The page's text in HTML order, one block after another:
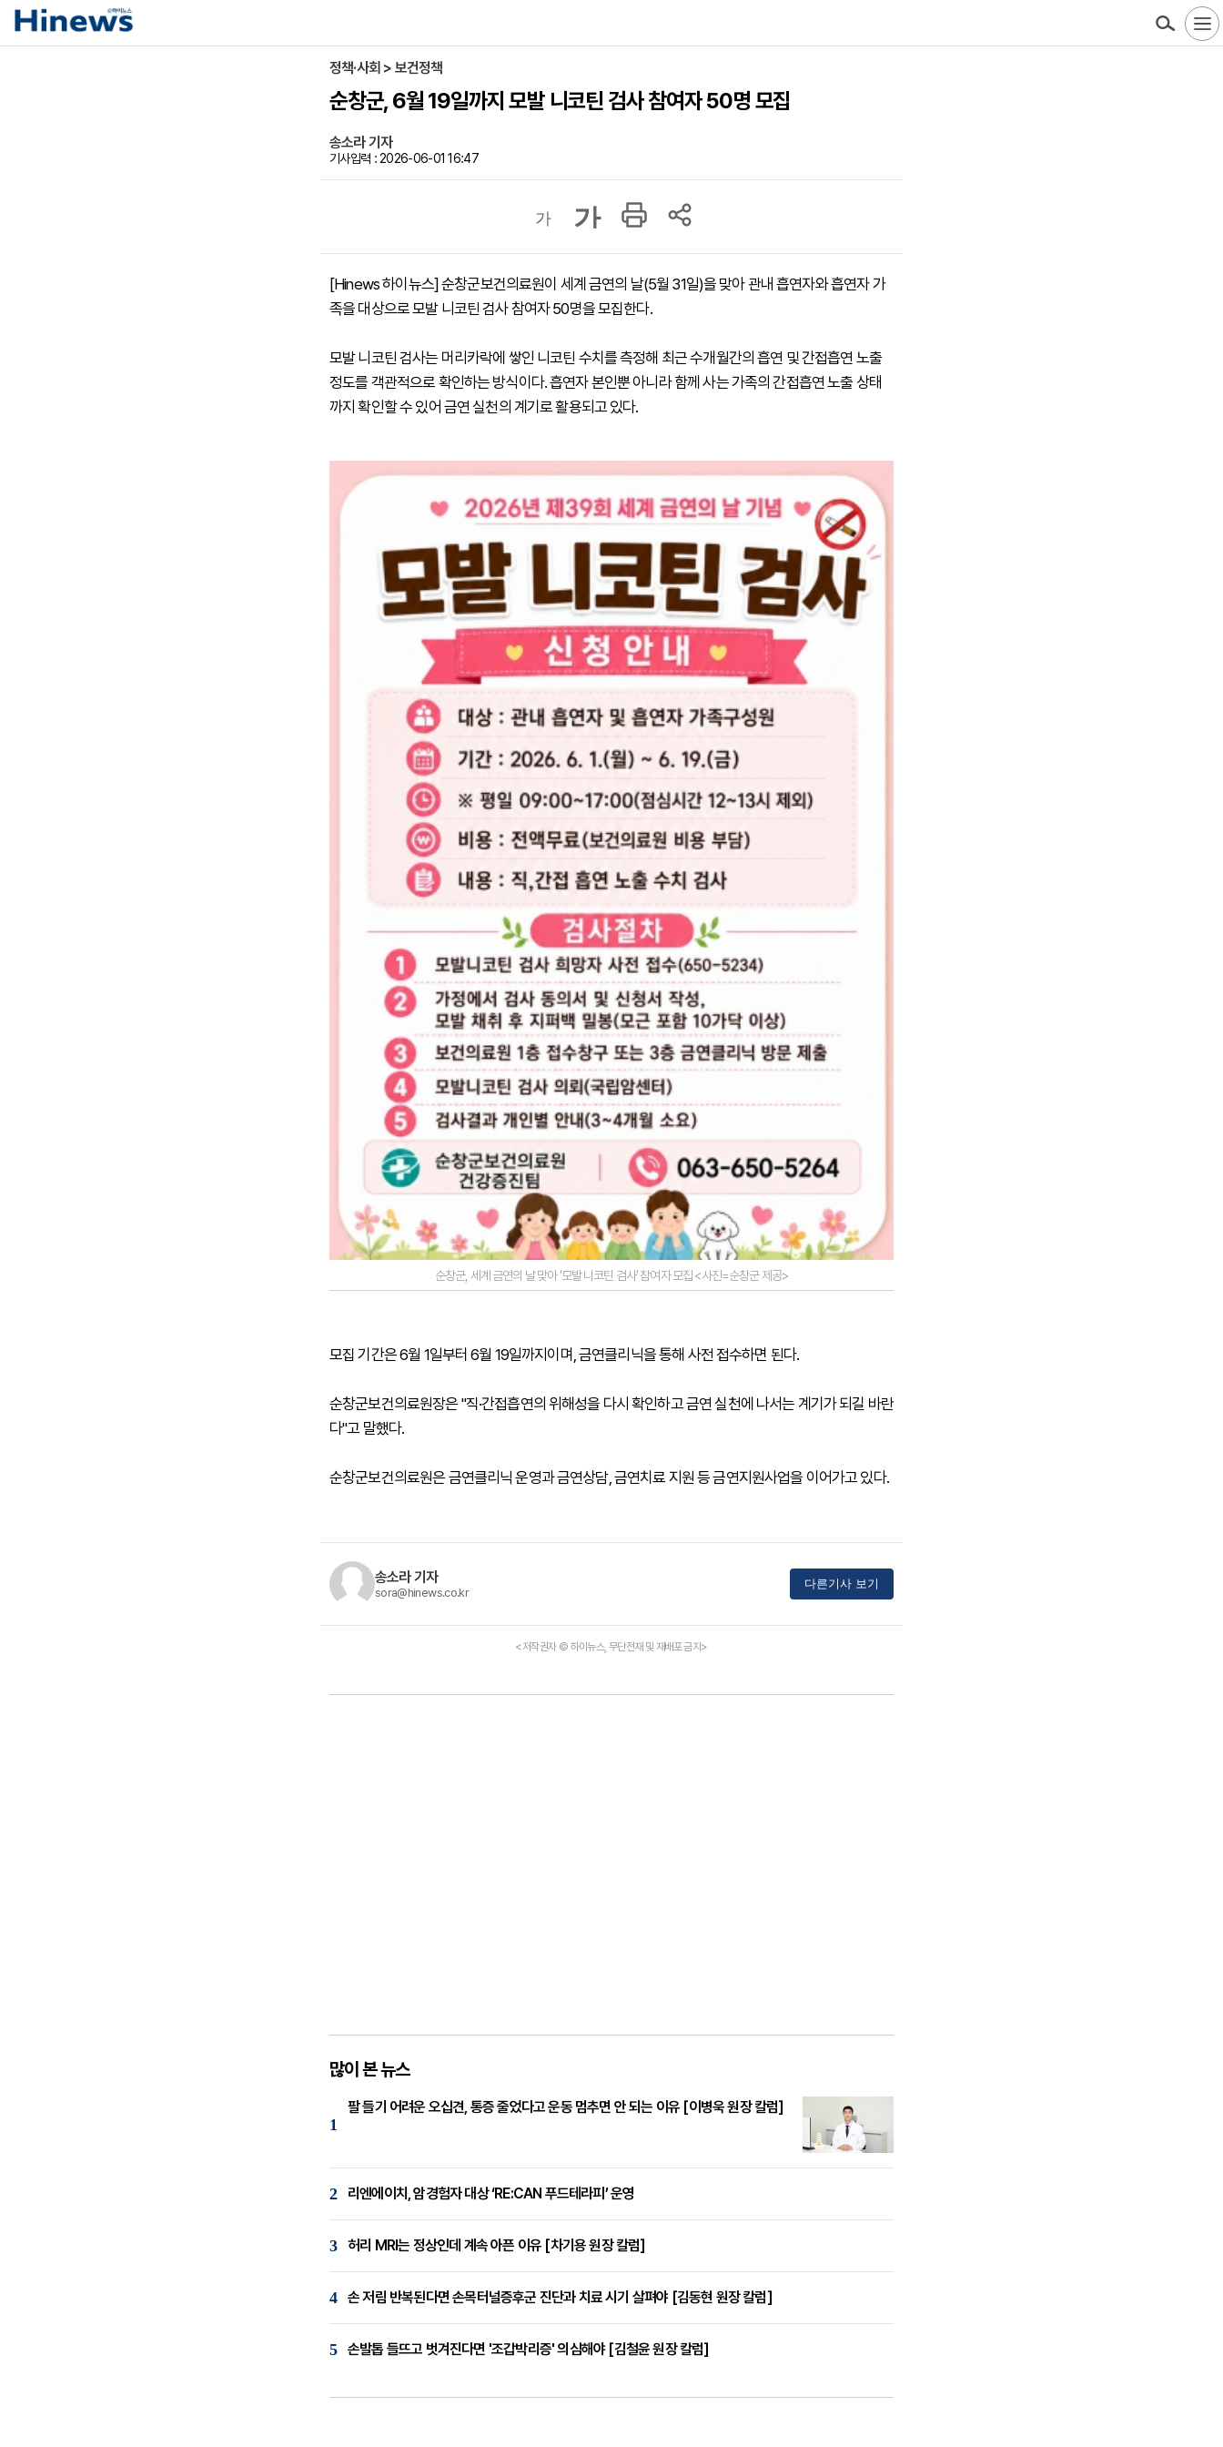
정책·사회 > 보건정책
순창군, 6월 19일까지 모발 니코틴 검사 참여자 50명 모집
송소라 기자
기사입력 : 2026-06-01 16:47
가 가
[Hinews 하이뉴스] 순창군보건의료원이 세계 금연의 날(5월 31일)을 맞아 관내 흡연자와 흡연자 가
족을 대상으로 모발 니코틴 검사 참여자 50명을 모집한다.
모발 니코틴 검사는 머리카락에 쌓인 니코틴 수치를 측정해 최근 수개월간의 흡연 및 간접흡연 노출
정도를 객관적으로 확인하는 방식이다. 흡연자 본인뿐 아니라 함께 사는 가족의 간접흡연 노출 상태
까지 확인할 수 있어 금연 실천의 계기로 활용되고 있다.
순창군, 세계 금연의 날 맞아 ‘모발 니코틴 검사’ 참여자 모집 <사진=순창군 제공>
모집 기간은 6월 1일부터 6월 19일까지이며, 금연클리닉을 통해 사전 접수하면 된다.
순창군보건의료원장은 "직·간접흡연의 위해성을 다시 확인하고 금연 실천에 나서는 계기가 되길 바란
다"고 말했다.
순창군보건의료원은 금연클리닉 운영과 금연상담, 금연치료 지원 등 금연지원사업을 이어가고 있다.
송소라 기자
sora@hinews.co.kr
다른기사 보기
<저작권자 © 하이뉴스, 무단전재 및 재배포 금지>
많이 본 뉴스
1
팔 들기 어려운 오십견, 통증 줄었다고 운동 멈추면 안 되는 이유 [이병욱 원장 칼럼]
2 리엔에이치, 암경험자 대상 ‘RE:CAN 푸드테라피’ 운영
3 허리 MRI는 정상인데 계속 아픈 이유 [차기용 원장 칼럼]
4 손 저림 반복된다면 손목터널증후군 진단과 치료 시기 살펴야 [김동현 원장 칼럼]
5 손발톱 들뜨고 벗겨진다면 '조갑박리증' 의심해야 [김철윤 원장 칼럼]